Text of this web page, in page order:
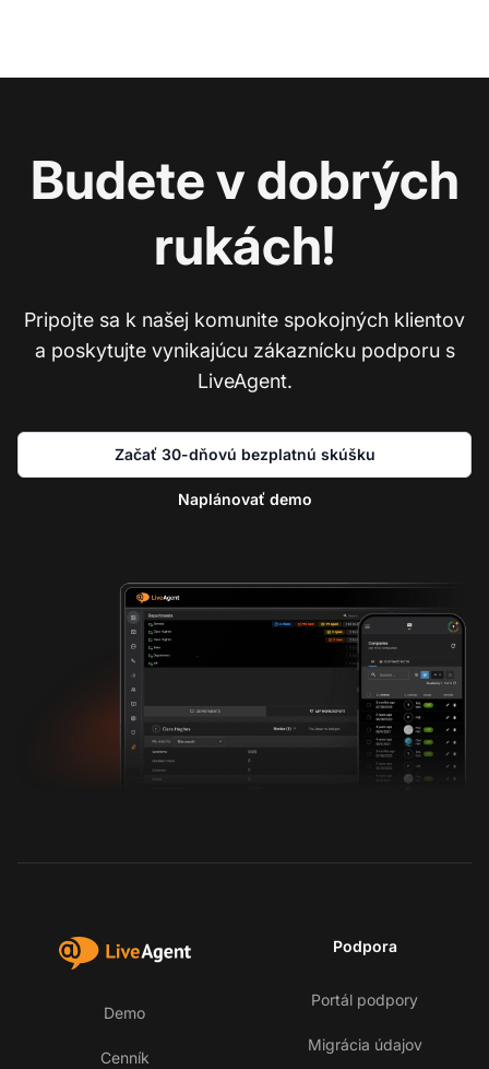
Budete v dobrých
rukách!
Pripojte sa k našej komunite spokojných klientov
a poskytujte vynikajúcu zákaznícku podporu s
LiveAgent.
Začať 30-dňovú bezplatnú skúšku
Naplánovať demo
Demo
Cenník
Podpora
Portál podpory
Migrácia údajov